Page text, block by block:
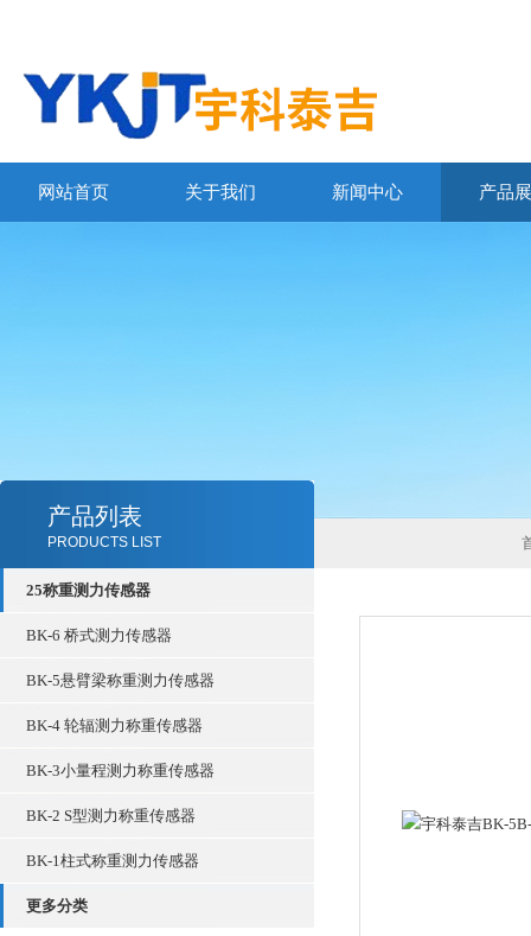
网站首页 关于我们 新闻中心 产品
产品列表
PRODUCTS LIST
25称重测力传感器
BK-6 桥式测力传感器
BK-5悬臂梁称重测力传感器
BK-4 轮辐测力称重传感器
BK-3小量程测力称重传感器
BK-2 S型测力称重传感器
BK-1柱式称重测力传感器
更多分类